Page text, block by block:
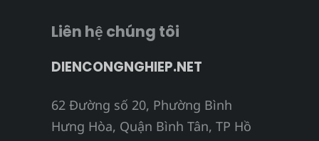
Liên hệ chúng tôi
DIENCONGNGHIEP.NET
62 Đường số 20, Phường Bình
Hưng Hòa, Quận Bình Tân, TP Hồ